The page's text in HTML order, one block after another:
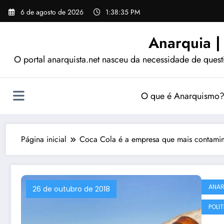
Pular
para
6 de agosto de 2026 1:38:37 PM
Anarquia
O portal anarquista.net nasceu da necessidade de
O que é Anarquismo?
Página inicial Coca Cola é a empresa que mais
26 de outubro de 2018